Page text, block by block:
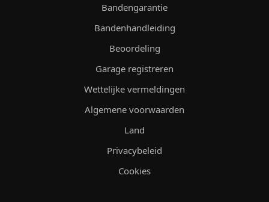
Bandengarantie
Bandenhandleiding
Beoordeling
Garage registreren
Wettelijke vermeldingen
Algemene voorwaarden
Land
Privacybeleid
Cookies